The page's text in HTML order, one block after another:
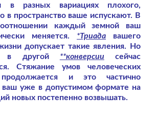
в разных вариациях плохого,
в пространство ваше испускают. В
каждый земной ваш
меняется. *Триада вашего
допускает такие явления. Но
в другой **конверсии сейчас
Стяжание умов человеческих
продолжается и это частично
ваш уже в допустимом формате на
новых постепенно возвышать.